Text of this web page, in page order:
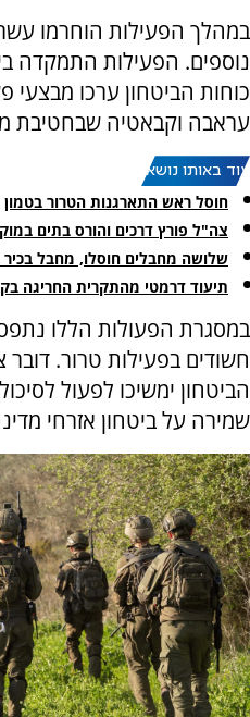
במהלך הפעילות הוחרמו
נוספים. הפעילות התמקדה
כוחות הביטחון ערכו מבצעי
עראבה וקבאטיה שבחטיבת
עוד באותו נושא:
חוסל ראש התארגנות הטרור בטמון
צה"ל פורץ דרכים והורס בתים
שלושה מחבלים חוסלו, מחבל בכיר
תיעוד דרמטי מהתקרית החריגה
במסגרת הפעולות הללו
חשודים בפעילות טרור.
הביטחון ימשיכו לפעול
שמירה על ביטחון אזרחי